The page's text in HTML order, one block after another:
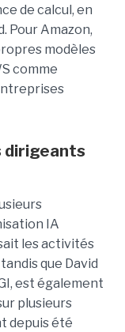
de calcul, en
Pour Amazon,
modèles
comme
dirigeants
IA
les activités
que David
est également
plusieurs
depuis été